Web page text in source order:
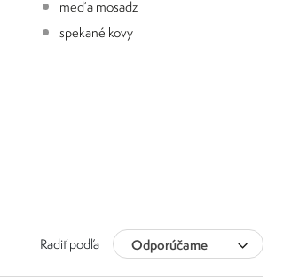
meď a mosadz
spekané kovy
Radiť podľa Odporúčame